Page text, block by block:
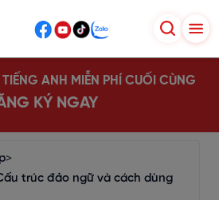
ANH MIỄN PHÍ CUỐI CÙNG
KÝ NGAY
>
trúc đảo ngữ và cách dùng